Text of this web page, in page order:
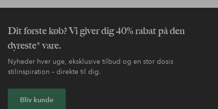
Dit første køb? Vi giver dig 40% rabat på den
dyreste* vare.
Nyheder hver uge, eksklusive tilbud og en stor dosis
stilinspiration – direkte til dig.
Bliv kunde